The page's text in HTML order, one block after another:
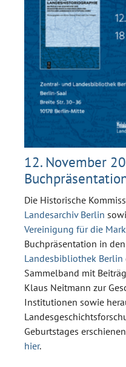
12. November
Die Historische
Landesarchiv Berlin
Vereinigung für die
Buchpräsentation in
Landesbibliothek Berlin
Sammelband mit
Klaus Neitmann zur
Institutionen sowie
Geburtstages
hier.